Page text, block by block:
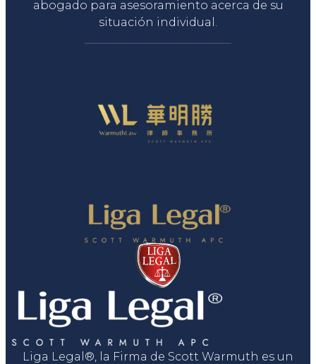
abogado para asesoramiento acerca de su
situación individual.
Liga Legal®, la Firma de Scott Warmuth es un